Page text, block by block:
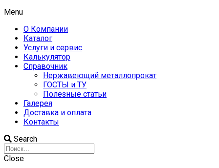
Menu
О Компании
Каталог
Услуги и сервис
Калькулятор
Справочник
Нержавеющий металлопрокат
ГОСТЫ и ТУ
Полезные статьи
Галерея
Доставка и оплата
Контакты
Search
Close